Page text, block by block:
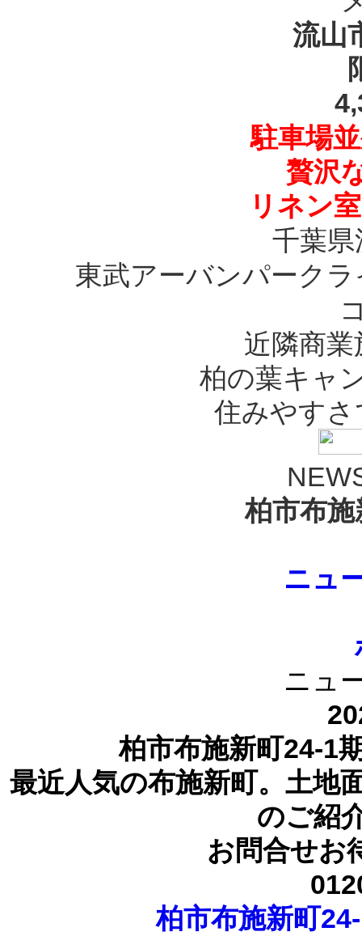
流山
駐車場
贅沢
リネン
千葉
東武アーバンパーク
近隣商
柏の葉キャ
住みやす
柏市布
ニュ
ニュ
柏市布施新町24-1
最近人気の布施新町。土地
のご紹
お問合せお
柏市布施新町